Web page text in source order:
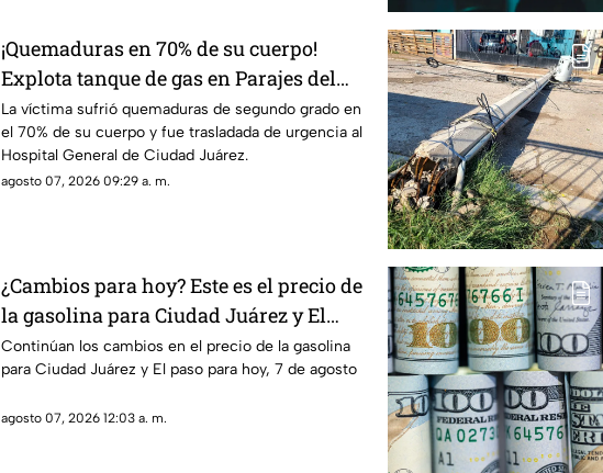
¡Quemaduras en 70% de su cuerpo!
Explota tanque de gas en Parajes del
Sur y deja a una persona grave
La víctima sufrió quemaduras de segundo grado en
el 70% de su cuerpo y fue trasladada de urgencia al
Hospital General de Ciudad Juárez.
agosto 07, 2026 09:29 a. m.
¿Cambios para hoy? Este es el precio de
la gasolina para Ciudad Juárez y El
Paso
Continúan los cambios en el precio de la gasolina
para Ciudad Juárez y El paso para hoy, 7 de agosto
agosto 07, 2026 12:03 a. m.